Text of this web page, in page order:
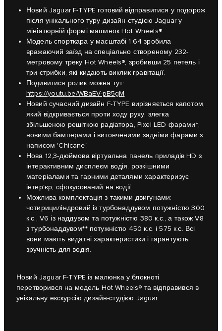
Новий Jaguar F-TYPE готовий відправитися у подорож
після унікального туру дизайн-студією Jaguar у
мініатюрній формі машинок Hot Wheels®.
Модель спорткара у масштабі 1:64 зробила
вражаючий заїзд на спеціально створеному 232-
метровому треку Hot Wheels®, зробивши 25 петель і
три стрибки, які кидають виклик гравітації.
Подивитися ролик можна тут:
https://youtu.be/WBaEV-pB5gM
Новий сучасний дизайн F-TYPE вирізняється капотом,
який відкривається проти ходу руху, злегка
збільшеною решіткою радіатора, Pixel LED фарами*,
новими бамперами і витонченими задніми фарами з
написом 'Chicane'.
Нова 12,3-дюймова віртуальна панель приладів HD з
інтерактивним дисплеєм водія, розкішними
матеріалами та гарними деталями характеризує
інтер'єр, сфокусований на водії.
Можлива комплектація з такими двигунами:
чотирициліндровий із турбонаддувом потужністю 300
к.с., V6 із наддувом та потужністю 380 к.с., а також V8
з турбонаддувом** потужністю 450 к.с. і 575 к.с. Всі
вони мають видатні характеристики і гарантують
зручність для водія.
Новий Jaguar F-TYPE із малюнка у блокноті
перетворився на модель Hot Wheels® та відправився в
унікальну екскурсію дизайн-студією Jaguar.